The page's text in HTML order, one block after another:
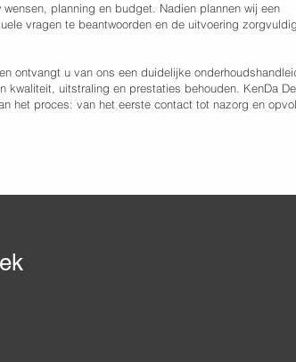
planning en budget. Nadien plannen wij een
vragen te beantwoorden en de uitvoering
ontvangt u van ons een duidelijke
kwaliteit, uitstraling en prestaties behouden. KenDa
het proces: van het eerste contact tot nazorg en